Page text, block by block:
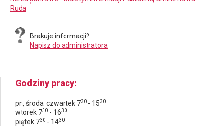
Ruda
Brakuje informacji?
Napisz do administratora
Godziny pracy
pn, środa, czwartek 730 - 1530
wtorek 730 - 1630
piątek 730 - 1430